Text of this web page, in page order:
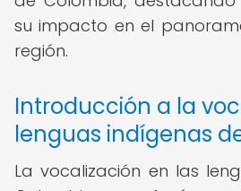
su impacto en el
región.
Introducción a la
lenguas indígenas
La vocalización en las